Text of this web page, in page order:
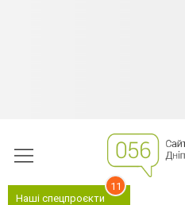
Наші спецпроєкти
11